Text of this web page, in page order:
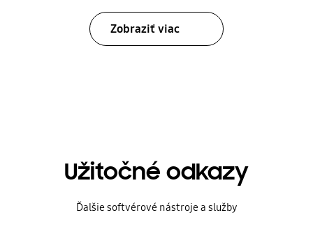
Zobraziť viac
Užitočné odkazy
Ďalšie softvérové nástroje a služby